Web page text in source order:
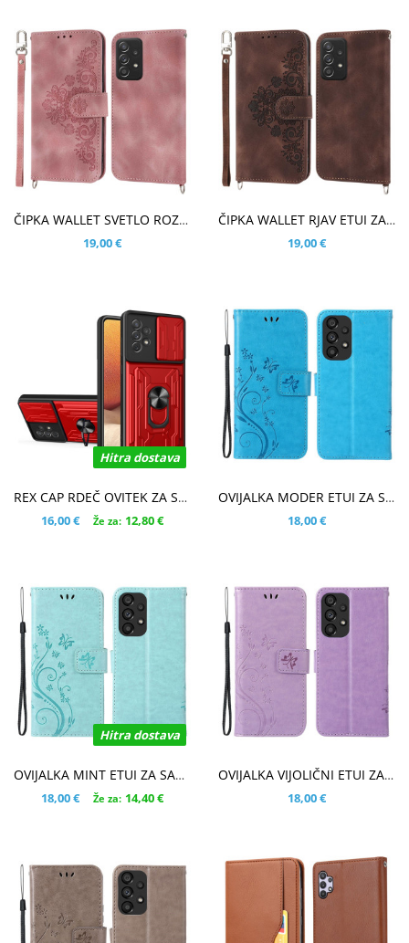
ČIPKA WALLET SVETLO ROZA ETUI ZA SAMSUNG GALAXY A33 5G
19,00 €
ČIPKA WALLET RJAV ETUI ZA SAMSUNG GALAXY A33 5G
19,00 €
Hitra dostava
V KOŠARICO
REX CAP RDEČ OVITEK ZA SAMSUNG GALAXY A33 5G
16,00 €
Že za: 12,80 €
OVIJALKA MODER ETUI ZA SAMSUNG GALAXY A33 5G
18,00 €
Hitra dostava
OVIJALKA MINT ETUI ZA SAMSUNG GALAXY A33 5G
18,00 €
Že za: 14,40 €
OVIJALKA VIJOLIČNI ETUI ZA SAMSUNG GALAXY A33 5G
18,00 €